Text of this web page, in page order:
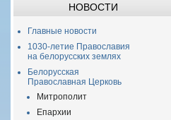
НОВОСТИ
Главные новости
1030-летие Православия
на белорусских землях
Белорусская
Православная Церковь
Митрополит
Епархии